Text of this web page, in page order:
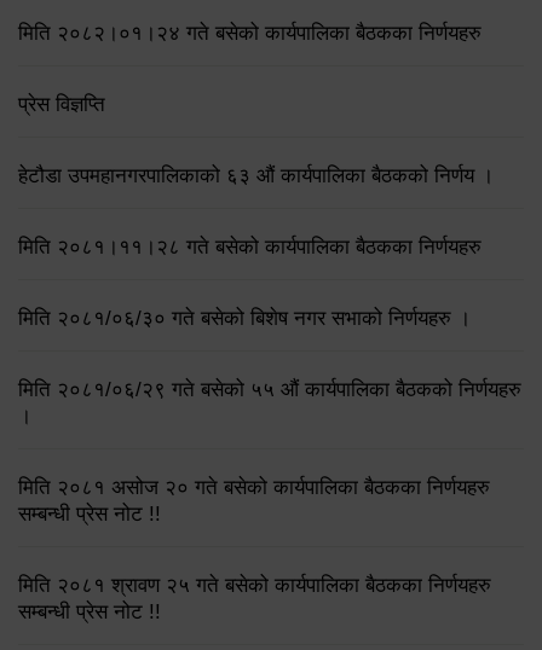
मिति २०८२।०१।२४ गते बसेको कार्यपालिका बैठकका निर्णयहरु
प्रेस विज्ञप्ति
हेटौडा उपमहानगरपालिकाको ६३ औं कार्यपालिका बैठकको निर्णय ।
मिति २०८१।११।२८ गते बसेको कार्यपालिका बैठकका निर्णयहरु
मिति २०८१/०६/३० गते बसेको बिशेष नगर सभाको निर्णयहरु ।
मिति २०८१/०६/२९ गते बसेको ५५ औं कार्यपालिका बैठकको निर्णयहरु
।
मिति २०८१ असोज २० गते बसेको कार्यपालिका बैठकका निर्णयहरु
सम्बन्धी प्रेस नोट !!
मिति २०८१ श्रावण २५ गते बसेको कार्यपालिका बैठकका निर्णयहरु
सम्बन्धी प्रेस नोट !!